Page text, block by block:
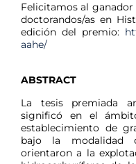
Felicitamos al
doctorandos/as en
edición del premio:
aahe/
ABSTRACT
La tesis premiada
significó en el
establecimiento de
bajo la modalidad
orientaron a la